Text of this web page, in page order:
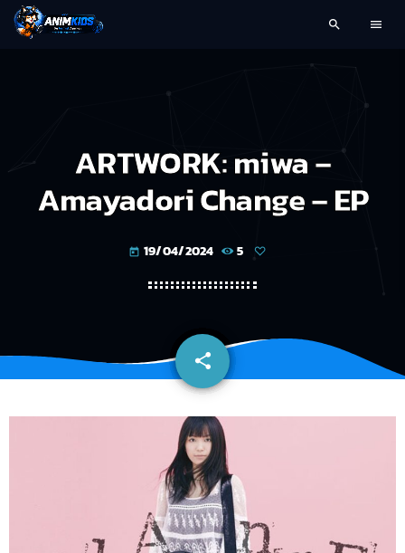
search menu
ARTWORK: miwa –
Amayadori Change – EP
today 19/04/2024 5
share
email